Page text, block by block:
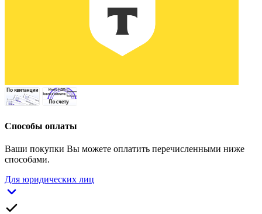
Способы оплаты
Ваши покупки Вы можете оплатить перечисленными ниже
способами.
Для юридических лиц